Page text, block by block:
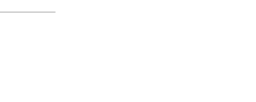
文 大